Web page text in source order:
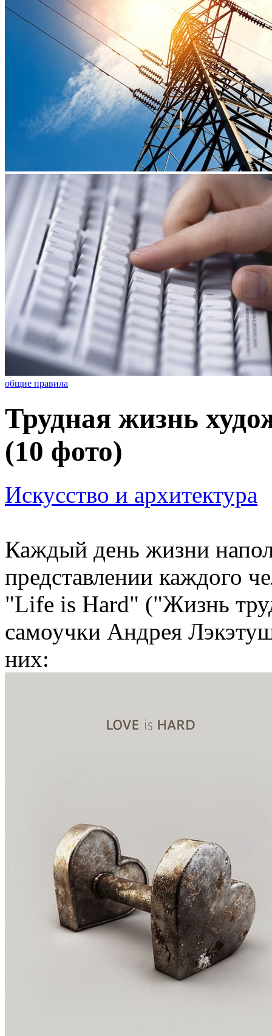
общие правила
Трудная жизнь
(10 фото)
Искусство и архитектура
Каждый день жизни
представлении каждого
"Life is Hard" ("Жизнь
самоучки Андрея
них: